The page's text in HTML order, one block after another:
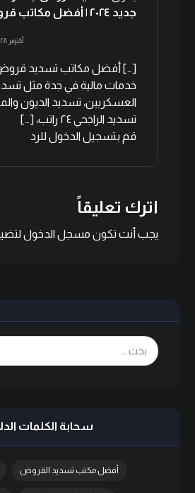
جديد ٢٠٢٤ | أفضل مكاتب قروض جدة
أكتوبر ٢٨, ٢٠٢٤ الساعة ٩:٢٠ ص
[…] أفضل مكاتب تسديد
خدمات مالية في جدة مثل
العسكريين، تسديد الديون
تسديد الراجحي ٢٤ راتب، […]
قم بتسجيل الدخول للرد
اترك تعليقاً
يجب أنت تكون مسجل الدخول
سحابة الكلمات
أفضل مكتب تسديد القروض